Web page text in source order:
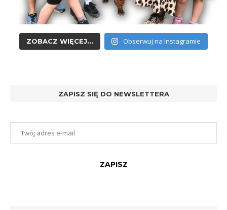
ZOBACZ WIĘCEJ... Obserwuj na Instagramie
ZAPISZ SIĘ DO NEWSLETTERA